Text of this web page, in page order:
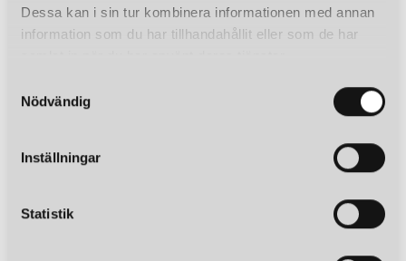
Dessa kan i sin tur kombinera informationen med annan
information som du har tillhandahållit eller som de har
Nödvändig
Inställningar
Statistik